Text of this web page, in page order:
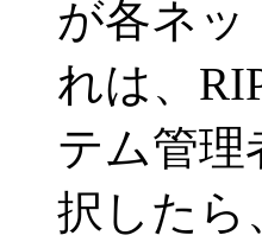
が各ネッ
れは、
テム管理
択したら